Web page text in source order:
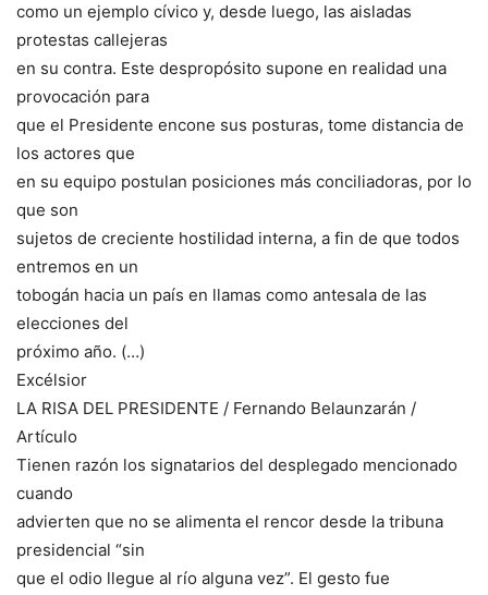
como un ejemplo cívico y, desde luego, las aisladas
protestas callejeras
en su contra. Este despropósito supone en realidad una
provocación para
que el Presidente encone sus posturas, tome distancia de
los actores que
en su equipo postulan posiciones más conciliadoras, por lo
que son
sujetos de creciente hostilidad interna, a fin de que todos
entremos en un
tobogán hacia un país en llamas como antesala de las
elecciones del
próximo año. (…)
Excélsior
LA RISA DEL PRESIDENTE / Fernando Belaunzarán /
Artículo
Tienen razón los signatarios del desplegado mencionado
cuando
advierten que no se alimenta el rencor desde la tribuna
presidencial “sin
que el odio llegue al río alguna vez”. El gesto fue